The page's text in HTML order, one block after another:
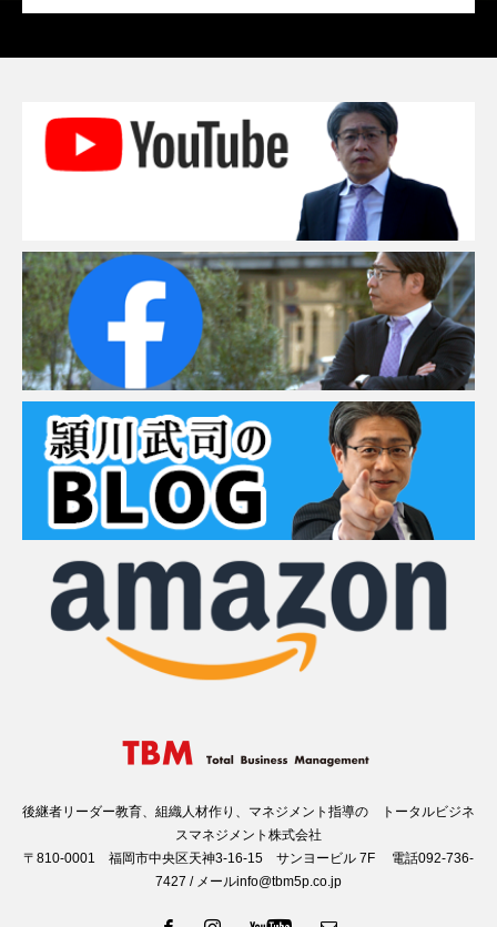
後継者リーダー教育、組織人材作り、マネジメント指導の トータルビジネ
スマネジメント株式会社
〒810-0001 福岡市中央区天神3-16-15 サンヨービル 7F 電話092-736-
7427 / メールinfo@tbm5p.co.jp